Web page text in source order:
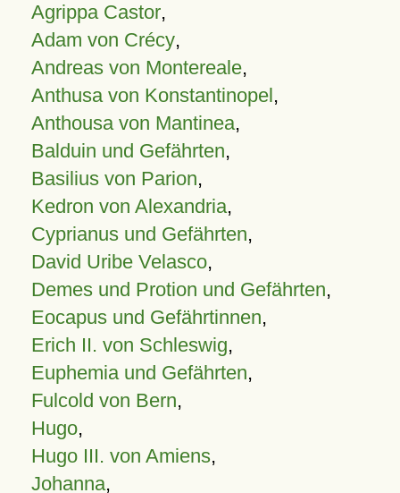
Agrippa Castor,
Adam von Crécy,
Andreas von Montereale,
Anthusa von Konstantinopel,
Anthousa von Mantinea,
Balduin und Gefährten,
Basilius von Parion,
Kedron von Alexandria,
Cyprianus und Gefährten,
David Uribe Velasco,
Demes und Protion und Gefährten,
Eocapus und Gefährtinnen,
Erich II. von Schleswig,
Euphemia und Gefährten,
Fulcold von Bern,
Hugo,
Hugo III. von Amiens,
Johanna,